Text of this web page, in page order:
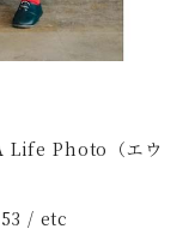
Life Photo（エウ
/ etc